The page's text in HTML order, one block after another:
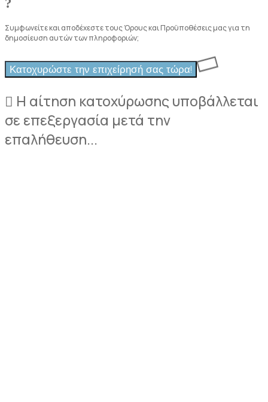
Συμφωνείτε και αποδέχεστε τους Όρους και Προϋποθέσεις μας για τη
δημοσίευση αυτών των πληροφοριών;
Η αίτηση κατοχύρωσης υποβάλλεται
σε επεξεργασία μετά την
επαλήθευση...